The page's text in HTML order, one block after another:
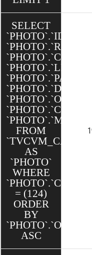
SELECT
`PHOTO`.`ID`,
`PHOTO`.`REL`,
`PHOTO`.`PATH`,
`PHOTO`.`ORDRE`,
FROM
AS
`PHOTO`
WHERE
= (124)
ORDER
BY
`PHOTO`.`ORDRE`
ASC